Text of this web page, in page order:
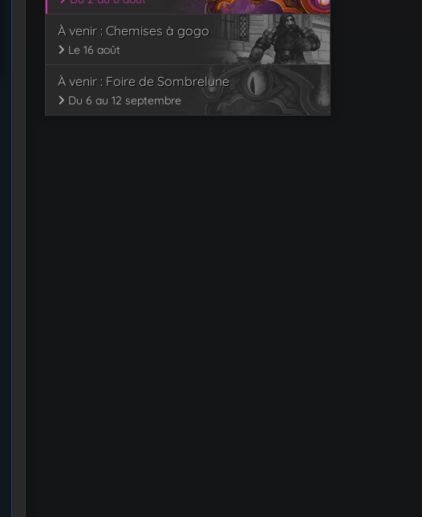
À venir : Chemises à gogo
Le 16 août
À venir : Foire de Sombrelune
Du 6 au 12 septembre